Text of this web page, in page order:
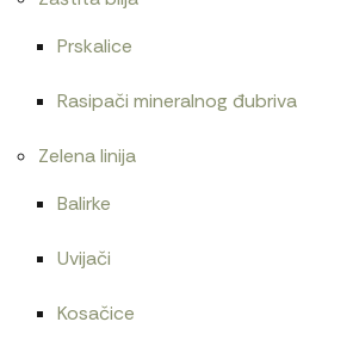
Prskalice
Rasipači mineralnog đubriva
Zelena linija
Balirke
Uvijači
Kosačice
Cev goriva T25 1104450
480 RSD